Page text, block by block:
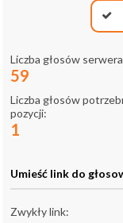
Liczba głosów
59
Liczba głosów
pozycji:
1
Umieść link do
Zwykły link: